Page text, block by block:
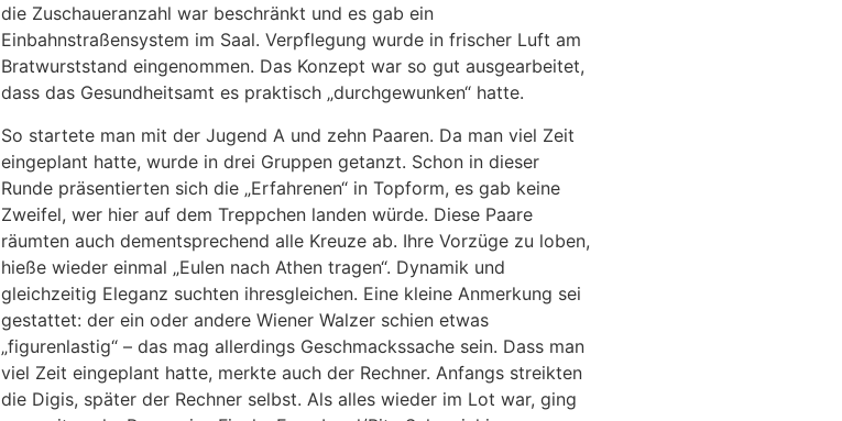
die Zuschaueranzahl war beschränkt und es gab ein
Einbahnstraßensystem im Saal. Verpflegung wurde in frischer Luft am
Bratwurststand eingenommen. Das Konzept war so gut ausgearbeitet,
dass das Gesundheitsamt es praktisch „durchgewunken“ hatte.
So startete man mit der Jugend A und zehn Paaren. Da man viel Zeit
eingeplant hatte, wurde in drei Gruppen getanzt. Schon in dieser
Runde präsentierten sich die „Erfahrenen“ in Topform, es gab keine
Zweifel, wer hier auf dem Treppchen landen würde. Diese Paare
räumten auch dementsprechend alle Kreuze ab. Ihre Vorzüge zu loben,
hieße wieder einmal „Eulen nach Athen tragen“. Dynamik und
gleichzeitig Eleganz suchten ihresgleichen. Eine kleine Anmerkung sei
gestattet: der ein oder andere Wiener Walzer schien etwas
„figurenlastig“ – das mag allerdings Geschmackssache sein. Dass man
viel Zeit eingeplant hatte, merkte auch der Rechner. Anfangs streikten
die Digis, später der Rechner selbst. Als alles wieder im Lot war, ging